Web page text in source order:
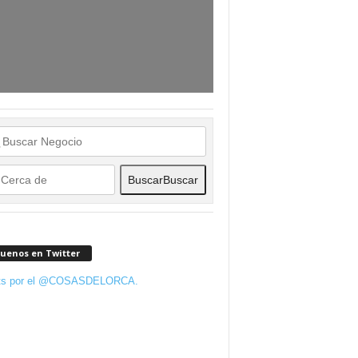
BuscarBuscar
en Twitter
por el @COSASDELORCA.